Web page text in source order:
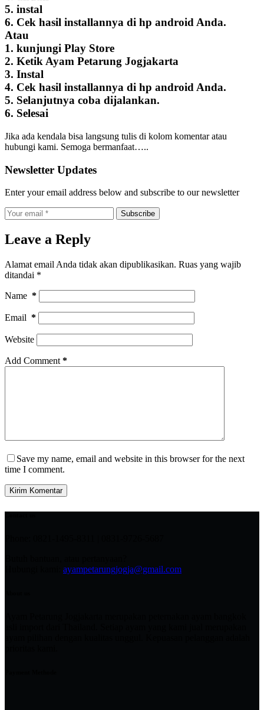
5. instal
6. Cek hasil installannya di hp android Anda.
Atau
1. kunjungi Play Store
2. Ketik Ayam Petarung Jogjakarta
3. Instal
4. Cek hasil installannya di hp android Anda.
5. Selanjutnya coba dijalankan.
6. Selesai
Jika ada kendala bisa langsung tulis di kolom komentar atau
hubungi kami. Semoga bermanfaat…..
Newsletter Updates
Enter your email address below and subscribe to our newsletter
Subscribe
Leave a Reply
Alamat email Anda tidak akan dipublikasikan. Ruas yang wajib
ditandai *
Name *
Email *
Website
Add Comment *
Save my name, email and website in this browser for the next
time I comment.
Kirim Komentar
ayampetarungjogja@gmail.com